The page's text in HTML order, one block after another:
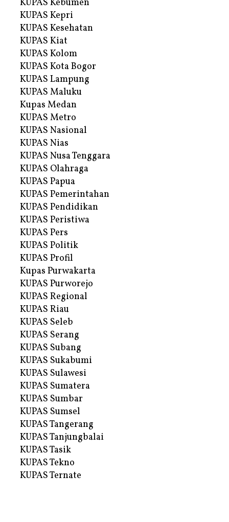
KUPAS Kebumen
KUPAS Kepri
KUPAS Kesehatan
KUPAS Kiat
KUPAS Kolom
KUPAS Kota Bogor
KUPAS Lampung
KUPAS Maluku
Kupas Medan
KUPAS Metro
KUPAS Nasional
KUPAS Nias
KUPAS Nusa Tenggara
KUPAS Olahraga
KUPAS Papua
KUPAS Pemerintahan
KUPAS Pendidikan
KUPAS Peristiwa
KUPAS Pers
KUPAS Politik
KUPAS Profil
Kupas Purwakarta
KUPAS Purworejo
KUPAS Regional
KUPAS Riau
KUPAS Seleb
KUPAS Serang
KUPAS Subang
KUPAS Sukabumi
KUPAS Sulawesi
KUPAS Sumatera
KUPAS Sumbar
KUPAS Sumsel
KUPAS Tangerang
KUPAS Tanjungbalai
KUPAS Tasik
KUPAS Tekno
KUPAS Ternate